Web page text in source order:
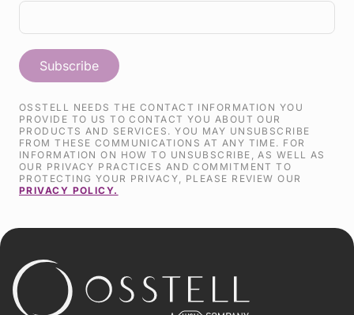
OSSTELL NEEDS THE CONTACT INFORMATION YOU
PROVIDE TO US TO CONTACT YOU ABOUT OUR
PRODUCTS AND SERVICES. YOU MAY UNSUBSCRIBE
FROM THESE COMMUNICATIONS AT ANY TIME. FOR
INFORMATION ON HOW TO UNSUBSCRIBE, AS WELL AS
OUR PRIVACY PRACTICES AND COMMITMENT TO
PROTECTING YOUR PRIVACY, PLEASE REVIEW OUR
PRIVACY POLICY.